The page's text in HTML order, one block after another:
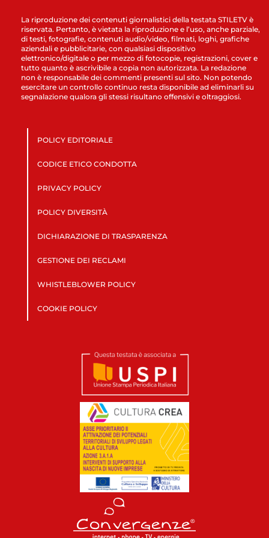
La riproduzione dei contenuti giornalistici della testata STILETV è
riservata. Pertanto, è vietata la riproduzione e l’uso, anche parziale,
di testi, fotografie, contenuti audio/video, filmati, loghi, grafiche
aziendali e pubblicitarie, con qualsiasi dispositivo
elettronico/digitale o per mezzo di fotocopie, registrazioni, cover e
tutto quanto è ascrivibile a copia non autorizzata. La redazione
non è responsabile dei commenti presenti sul sito. Non potendo
esercitare un controllo continuo resta disponibile ad eliminarli su
segnalazione qualora gli stessi risultano offensivi e oltraggiosi.
POLICY EDITORIALE
CODICE ETICO CONDOTTA
PRIVACY POLICY
POLICY DIVERSITÀ
DICHIARAZIONE DI TRASPARENZA
GESTIONE DEI RECLAMI
WHISTLEBLOWER POLICY
COOKIE POLICY